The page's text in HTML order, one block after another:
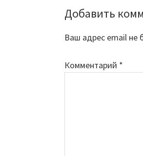
Reader
Interactions
Добавить
Ваш адрес email не
Комментарий *